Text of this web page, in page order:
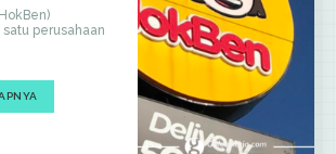
perusahaan